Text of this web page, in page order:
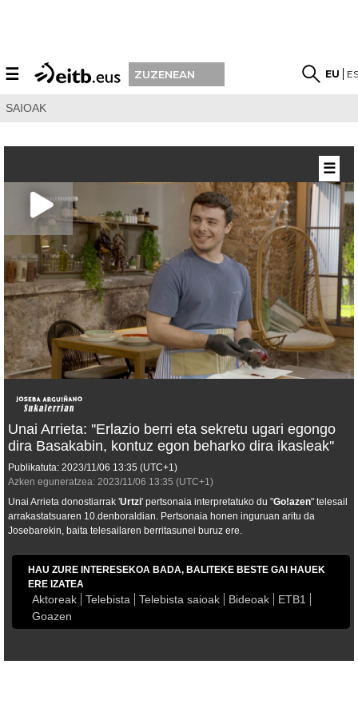
☰ ZUZENEAN EU
SAIOAK
Unai Arrieta: ''Erlazio berri eta sekretu ugari egongo
dira Basakabin, kontuz egon beharko dira ikasleak''
Publikatuta: 2023/11/06 13:35 (UTC+1)
Azken eguneratzea: 2023/11/06 13:35 (UTC+1)
Unai Arrieta donostiarrak 'Urtzi' pertsonaia interpretatuko du "Go!azen" telesail
arrakastatsuaren 10.denboraldian. Pertsonaia honen inguruan aritu da
Josebarekin, baita telesailaren berritasunei buruz ere.
HAU ZURE INTERESEKOA BADA, BALITEKE BESTE GAI HAUEK
ERE IZATEA
Aktoreak Telebista Telebista saioak Bideoak
ETB1
Goazen
☰